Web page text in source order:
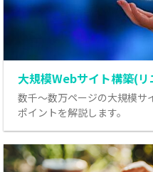
大規模Webサイト構築(リ
数千～数万ページの大規模サ
ポイントを解説します。